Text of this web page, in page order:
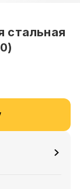
стальная